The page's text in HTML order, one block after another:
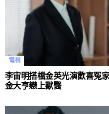
電視
李宙明搭檔金英光演歡喜冤
金大亨戀上獸醫